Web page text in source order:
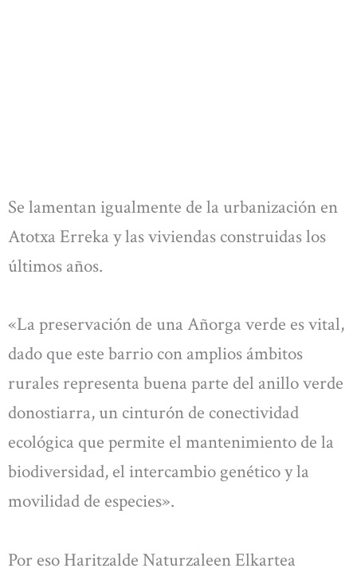
Se lamentan igualmente de la urbanización en
Atotxa Erreka y las viviendas construidas los
últimos años.
«La preservación de una Añorga verde es vital,
dado que este barrio con amplios ámbitos
rurales representa buena parte del anillo verde
donostiarra, un cinturón de conectividad
ecológica que permite el mantenimiento de la
biodiversidad, el intercambio genético y la
movilidad de especies».
Por eso Haritzalde Naturzaleen Elkartea